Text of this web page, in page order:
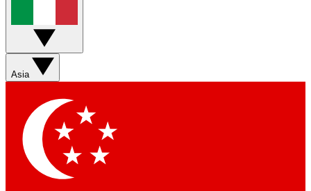
Asia